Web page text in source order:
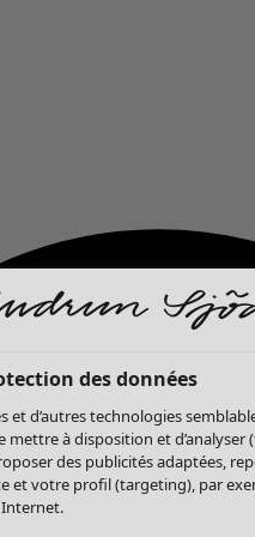
des données
et d’autres technologies
mettre à disposition et d’analyser
des publicités adaptées,
et votre profil (targeting), par
Internet.